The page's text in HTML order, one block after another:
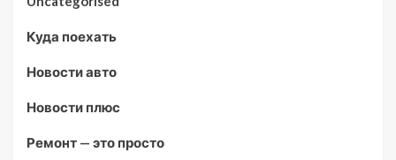
Куда поехать
Новости авто
Новости плюс
Ремонт — это просто